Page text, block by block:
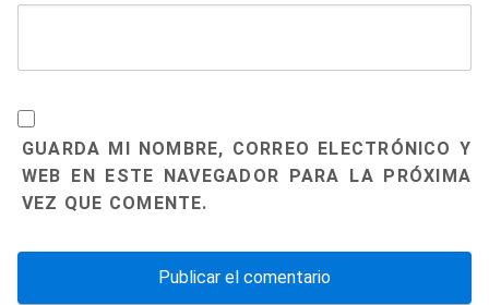
GUARDA MI NOMBRE, CORREO ELECTRÓNICO Y
WEB EN ESTE NAVEGADOR PARA LA PRÓXIMA
VEZ QUE COMENTE.